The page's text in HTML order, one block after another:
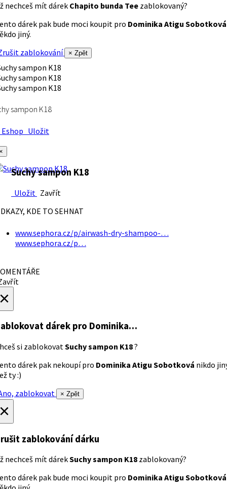
nechceš mít dárek Chapito bunda Tee zablokovaný?
dárek pak bude moci koupit pro Dominika Atigu Sobotková
jiný.
zablokování
× Zpět
sampon K18
Uložit
Suchy sampon K18
Uložit Zavřít
KDE TO SEHNAT
www.sephora.cz/p/airwash-dry-shampoo-…
www.sephora.cz/p…
dárek pro Dominika…
si zablokovatSuchy sampon K18?
dárek pak nekoupí pro Dominika Atigu Sobotková nikdo
ty :)
zablokovat
× Zpět
zablokování dárku
nechceš mít dárekSuchy sampon K18 zablokovaný?
dárek pak bude moci koupit pro Dominika Atigu Sobotková